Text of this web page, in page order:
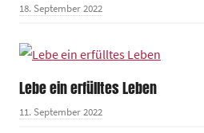
18. September 2022
Lebe ein erfülltes Leben
11. September 2022